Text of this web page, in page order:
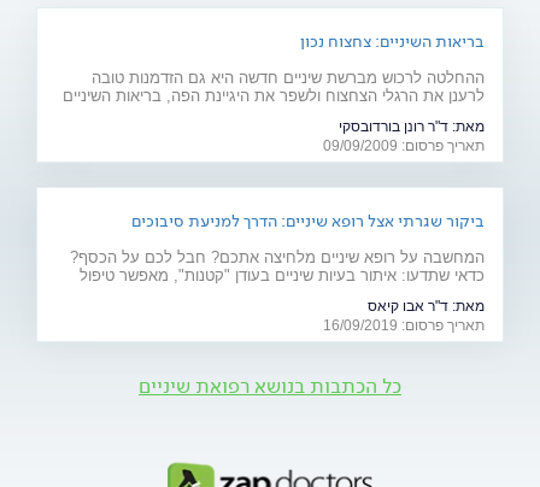
בריאות השיניים: צחצוח נכון
ההחלטה לרכוש מברשת שיניים חדשה היא גם הזדמנות טובה
לרענן את הרגלי הצחצוח ולשפר את היגיינת הפה, בריאות השיניים
מאת: ד"ר רונן בורדובסקי
תאריך פרסום: 09/09/2009
ביקור שגרתי אצל רופא שיניים: הדרך למניעת סיבוכים
המחשבה על רופא שיניים מלחיצה אתכם? חבל לכם על הכסף?
כדאי שתדעו: איתור בעיות שיניים בעודן "קטנות", מאפשר טיפול
השיניים ועל ניקוי על ידי שיננית
מאת: ד"ר אבו קיאס
תאריך פרסום: 16/09/2019
כל הכתבות בנושא רפואת שיניים